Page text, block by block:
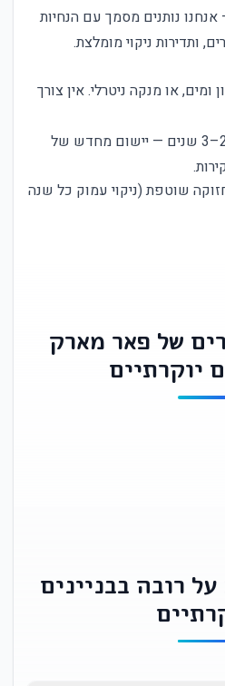
נותנים מסמך עם הנחיות
ותדירות ניקוי מומלצת.
ומים, או מנקה ניטרלי. אין צורך
: ניקוי שוטף, וכל 2–3 שנים — יישום מחדש של
שוטפת (ניקוי עמוק כל שנה
של פאר מארק
יוקרתיים
רובה בבניינים